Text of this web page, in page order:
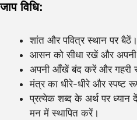
जाप विधि:
शांत और पवित्र स्थान पर बैठें।
आसन को सीधा रखें और अपनी
अपनी आँखें बंद करें और गहरी
मंत्र का धीरे-धीरे और स्पष्ट
प्रत्येक शब्द के अर्थ पर
मन में स्थापित करें।